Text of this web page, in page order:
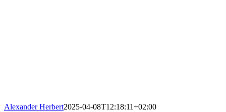
Alexander Herbert2025-04-08T12:18:11+02:00